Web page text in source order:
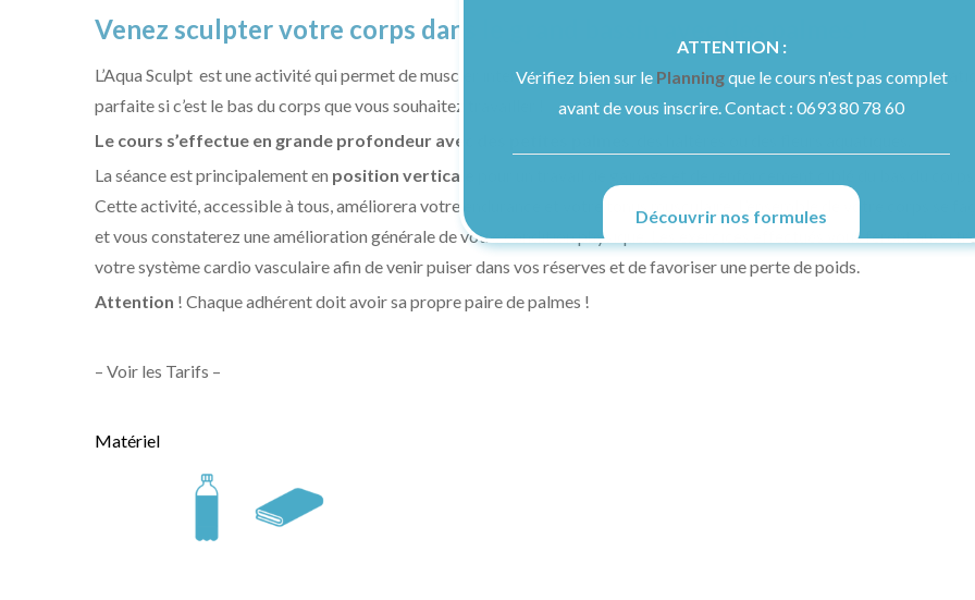
Venez sculpter votre corps dans le grand bassin avec des palmes !
L’Aqua Sculpt est une activité qui permet de muscler intensément cuisses et fessierset degalber les jambes.
parfaite si c’est le bas du corps que vous souhaitez travailler !
Le cours s’effectue en grande profondeur avec des petites palmes
La séance est principalement en position verticale
Cette activité, accessible à tous, améliorera votre endurance et votre tonus musculaire. L’ensemble de votre corps se
et vous constaterez une amélioration générale de votre condition physique. Les exercices effectués vous feront aussi
votre système cardio vasculaire afin de venir puiser dans vos réserves et de favoriser une perte de poids.
Attention ! Chaque adhérent doit avoir sa propre paire de palmes !
– Voir les Tarifs –
Matériel
Combo
ATTENTION :
Vérifiez bien sur le Planningque le cours n'est pas complet
avant de vous inscrire. Contact : 0693 80 78 60
Découvrir nos formules